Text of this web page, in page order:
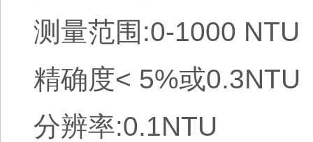
测量范围:0-1000 NTU
精确度< 5%或0.3NTU
分辨率:0.1NTU